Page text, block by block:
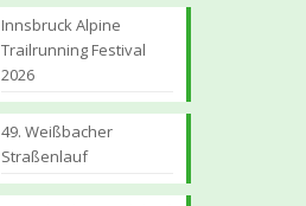
Innsbruck Alpine
Trailrunning Festival
2026
49. Weißbacher
Straßenlauf